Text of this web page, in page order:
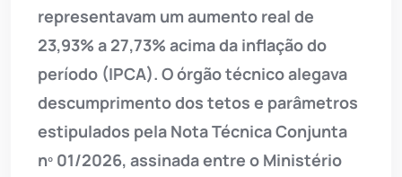
representavam um aumento real de
23,93% a 27,73% acima da inflação do
período (IPCA). O órgão técnico alegava
descumprimento dos tetos e parâmetros
estipulados pela Nota Técnica Conjunta
nº 01/2026, assinada entre o Ministério